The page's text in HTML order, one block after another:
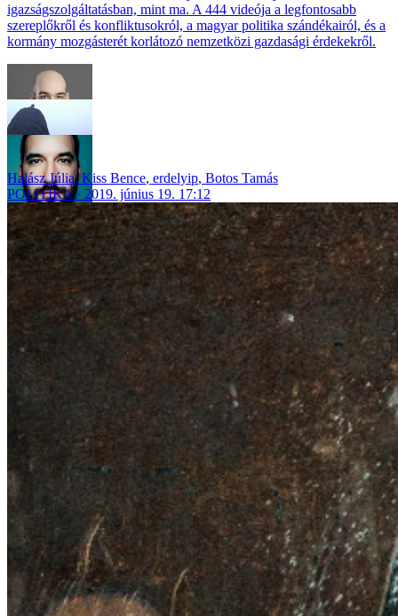
igazságszolgáltatásban, mint ma. A 444 videója a legfontosabb
szereplőkről és konfliktusokról, a magyar politika szándékairól, és a
kormány mozgásterét korlátozó nemzetközi gazdasági érdekekről.
Halász Júlia,Kiss Bence, erdelyip, Botos Tamás
POLITIKA
2019. június 19. 17:12